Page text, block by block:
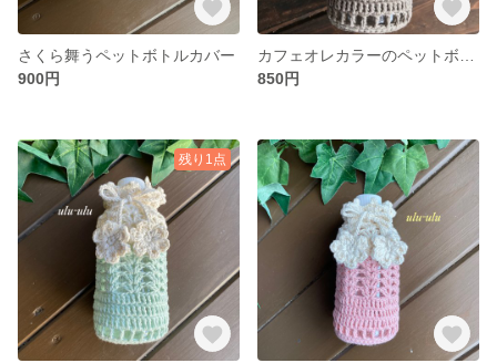
さくら舞うペットボトルカバー
900円
850円
残り1点